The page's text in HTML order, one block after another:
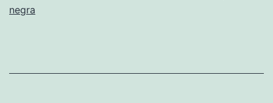
negra